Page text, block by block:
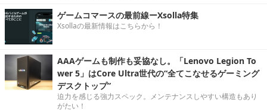
ゲームコマースの最前線ーXsolla特集
Xsollaの最新情報はこちらから！
AAAゲームも制作も妥協なし。「Lenovo Legion To
wer 5」はCore Ultra世代の“全てこなせるゲーミング
デスクトップ”
迫力を感じる強力スペック。メンテナンスしやすい構造もあり
がたい！